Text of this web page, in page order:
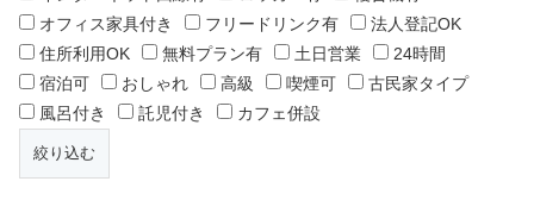
オフィス家具付き
フリードリンク有
法人登記OK
住所利用OK
無料プラン有 土日営業
24時間
宿泊可
おしゃれ 高級 喫煙可
古民家タイプ
風呂付き
託児付き カフェ併設